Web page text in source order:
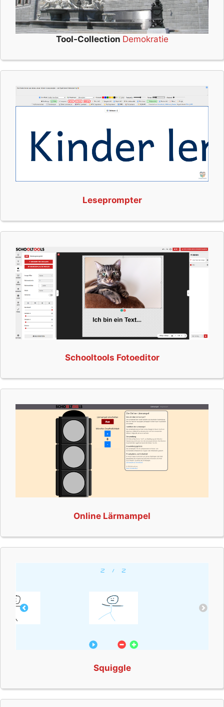
Tool-Collection Demokratie
Leseprompter
Schooltools Fotoeditor
Online Lärmampel
Squiggle